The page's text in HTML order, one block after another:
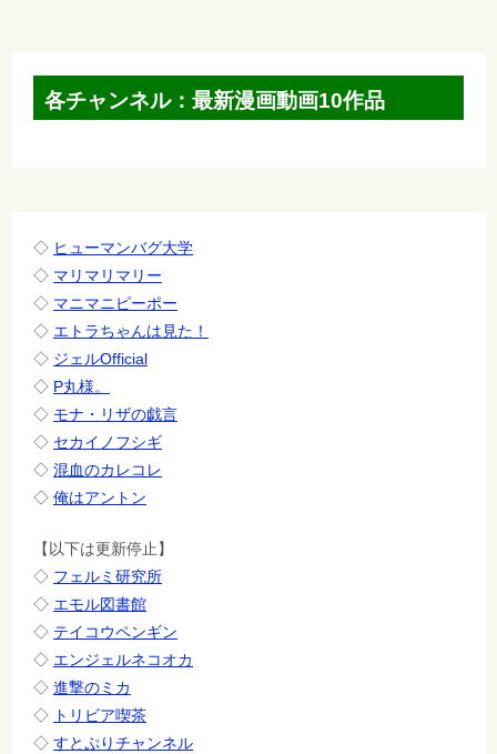
各チャンネル：最新漫画動画10作品
◇ ヒューマンバグ大学
◇ マリマリマリー
◇ マニマニピーポー
◇ エトラちゃんは見た！
◇ ジェルOfficial
◇ P丸様。
◇ モナ・リザの戯言
◇ セカイノフシギ
◇ 混血のカレコレ
◇ 俺はアントン
【以下は更新停止】
◇ フェルミ研究所
◇ エモル図書館
◇ テイコウペンギン
◇ エンジェルネコオカ
◇ 進撃のミカ
◇ トリビア喫茶
◇ すとぷりチャンネル